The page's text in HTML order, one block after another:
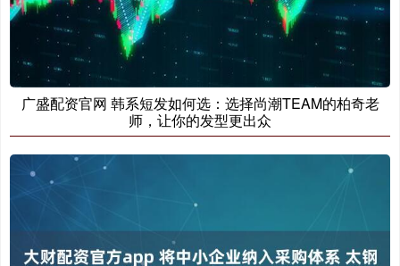
广盛配资官网 韩系短发如何选：选择尚潮TEAM的柏奇老
师，让你的发型更出众